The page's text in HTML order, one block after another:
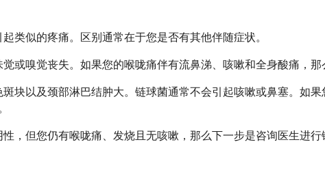
类似的疼痛。区别通常在于您是否有其他伴随症状。
或嗅觉丧失。如果您的喉咙痛伴有流鼻涕、咳嗽和全身酸痛，那
块以及颈部淋巴结肿大。链球菌通常不会引起咳嗽或鼻塞。如果
，但您仍有喉咙痛、发烧且无咳嗽，那么下一步是咨询医生进行